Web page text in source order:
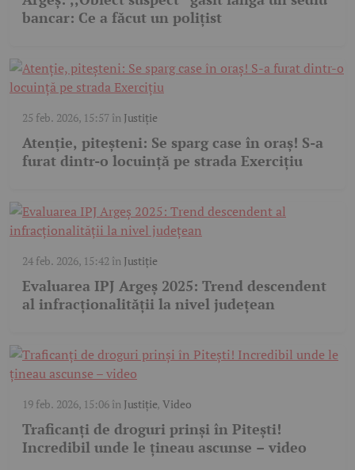
bancar: Ce a făcut un polițist
25 feb. 2026, 15:57în Justiție
Atenție, piteșteni: Se sparg case în oraș! S-a
furat dintr-o locuință pe strada Exercițiu
24 feb. 2026, 15:42 în Justiție
Evaluarea IPJ Argeș 2025: Trend descendent
al infracționalității la nivel județean
19 feb. 2026, 15:06în Justiție,Video
Traficanți de droguri prinși în Pitești!
Incredibil unde le țineau ascunse – video